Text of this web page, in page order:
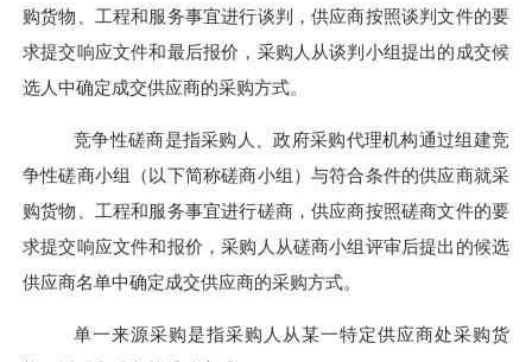
购货物、工程和服务事宜进行谈判，供应商按照谈判文件的要
求提交响应文件和最后报价，采购人从谈判小组提出的成交候
选人中确定成交供应商的采购方式。
竞争性磋商是指采购人、政府采购代理机构通过组建竞
争性磋商小组（以下简称磋商小组）与符合条件的供应商就采
购货物、工程和服务事宜进行磋商，供应商按照磋商文件的要
求提交响应文件和报价，采购人从磋商小组评审后提出的候选
供应商名单中确定成交供应商的采购方式。
单一来源采购是指采购人从某一特定供应商处采购货